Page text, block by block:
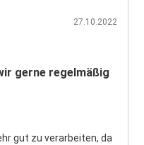
27.10.2022
gerne regelmäßig
gut zu verarbeiten, da